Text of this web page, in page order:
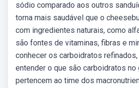
sódio comparado aos outros
torna mais saudável que o
com ingredientes naturais, como
são fontes de vitaminas, fibras e
conhecer os carboidratos
entender o que são carboidratos no
pertencem ao time dos